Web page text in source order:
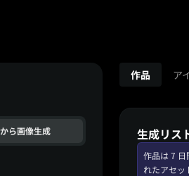
ら画像生成
作品 ア
生成リス
作品は 7 日
れたアセッ